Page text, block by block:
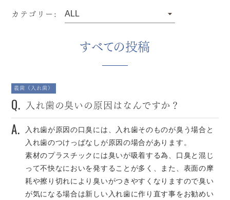
カテゴリー:
すべての投稿
義歯（入れ歯）
Q. 入れ歯の臭いの原因はなんですか？
A.
入れ歯が原因の口臭には、入れ歯そのものが臭う場合と
入れ歯のつけっぱなしが原因の場合があります。
素材のプラスチックには臭いが吸着する為、口臭と混じ
って不快なにおいを発することが多く、また、表面の摩
耗や擦り切れにより臭いがつきやすくなりますので臭い
が気になる場合は新しい入れ歯に作り直す事をお勧めい